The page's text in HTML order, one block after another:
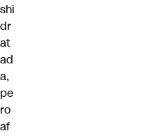
shi
dr
at
ad
a,
pe
ro
af